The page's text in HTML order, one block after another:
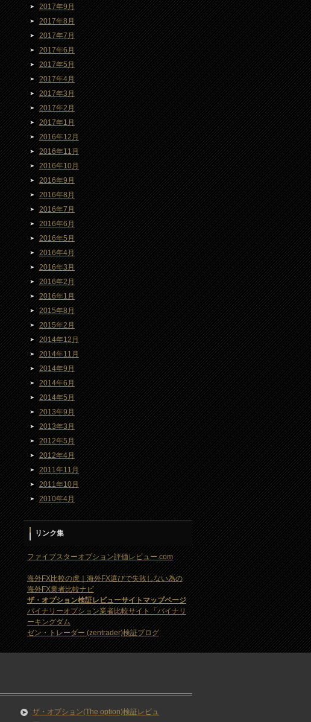
2017年9月
2017年8月
2017年7月
2017年6月
2017年5月
2017年4月
2017年3月
2017年2月
2017年1月
2016年12月
2016年11月
2016年10月
2016年9月
2016年8月
2016年7月
2016年6月
2016年5月
2016年4月
2016年3月
2016年2月
2016年1月
2015年8月
2015年2月
2014年12月
2014年11月
2014年9月
2014年6月
2014年5月
2013年9月
2013年3月
2012年5月
2012年4月
2011年11月
2011年10月
2010年4月
リンク集
ファイブスターオプション評価レビュー.com
海外FX比較の虎｜海外FX選びで失敗しない為の
海外FX業者比較ナビ
ザ・オプション検証レビューサイトマップページ
バイナリーオプション業者比較サイト「バイナリ
ーキングダム
ゼン・トレーダー (zentrader)検証ブログ
ザ・オプション(The option)検証レビュ